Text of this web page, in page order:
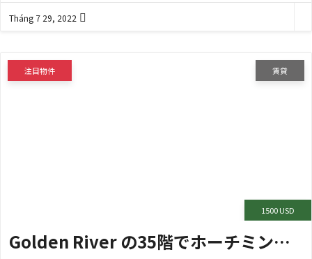
Tháng 7 29, 2022
賃貸
1500 USD
注目物件
Golden River の35階でホーチミン中心のおしゃれな物件。